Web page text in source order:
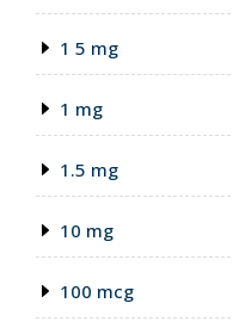
1 5 mg
1 mg
1.5 mg
10 mg
100 mcg